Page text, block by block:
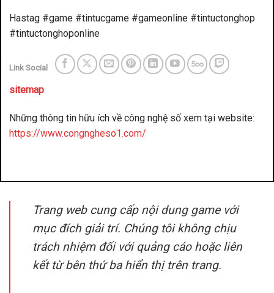
Hastag #game #tintucgame #gameonline #tintuctonghop
#tintuctonghoponline
Link Social
sitemap
Những thông tin hữu ích về công nghệ số xem tại website:
https://www.congngheso1.com/
Trang web cung cấp nội dung game với
mục đích giải trí. Chúng tôi không chịu
trách nhiệm đối với quảng cáo hoặc liên
kết từ bên thứ ba hiển thị trên trang.